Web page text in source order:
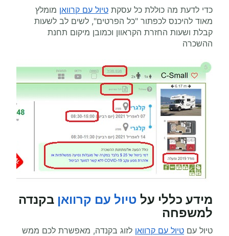
כדי לדעת מה כוללת כל עסקת טיול עם קרוואן מומלץ
מאוד להיכנס לכפתור "כל הפרטים", לשים לב לשעות
קבלת ושעות החזרת הקראוון וכמובן מיקום תחנת
ההשכרה
מידע כללי על טיול עם קרוואן בקנדה
למשפחה
טיול עם טיול עם קרוואן לזוג בקנדה, מאפשרת לכם ממש